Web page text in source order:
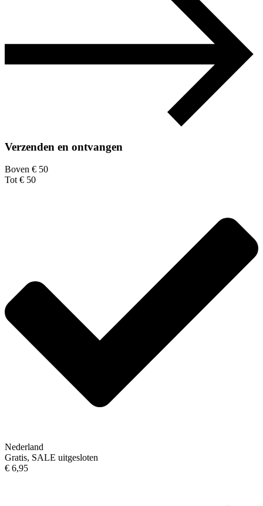
Verzenden en ontvangen
Boven € 50
Tot € 50
Nederland
Gratis, SALE uitgesloten
€ 6,95